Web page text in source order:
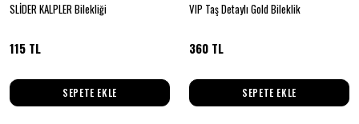
SLİDER KALPLER Bilekliği
115 TL
SEPETE EKLE
VIP Taş Detaylı Gold Bileklik
360 TL
SEPETE EKLE